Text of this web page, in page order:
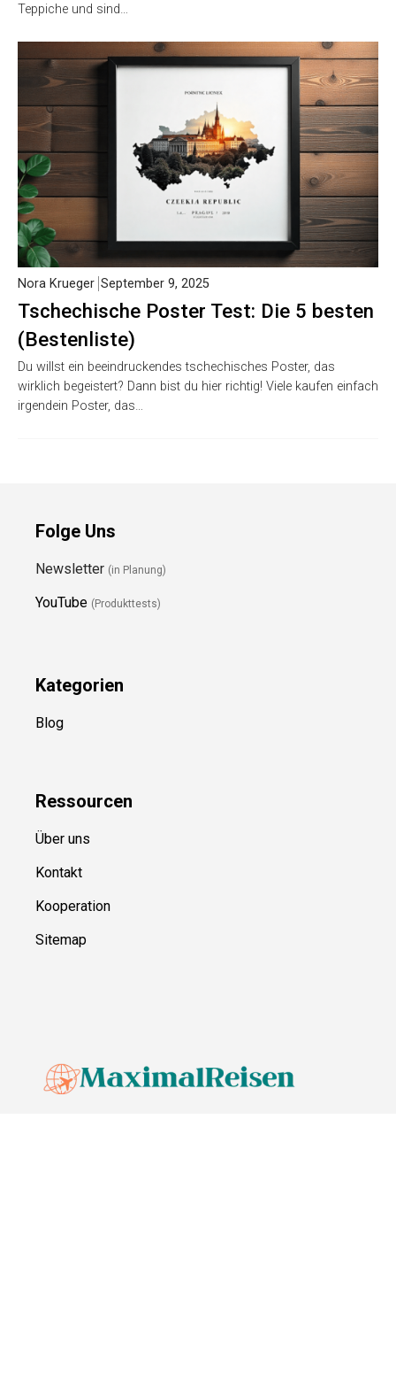
Teppiche und sind…
Tschechische Poster Test: Die 5 besten
(Bestenliste)
Nora Krueger September 9, 2025
Du willst ein beeindruckendes tschechisches Poster, das
wirklich begeistert? Dann bist du hier richtig! Viele kaufen einfach
irgendein Poster, das…
Folge Uns
Newsletter (in Planung)
YouTube (Produkttests)
Kategorien
Blog
Ressourcen
Über uns
Kontakt
Kooperation
Sitemap